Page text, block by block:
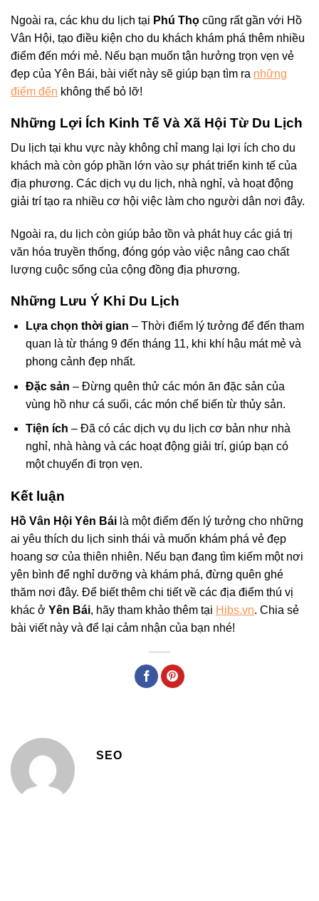
Ngoài ra, các khu du lịch tại Phú Thọ cũng rất gần với Hồ
Vân Hội, tạo điều kiện cho du khách khám phá thêm nhiều
điểm đến mới mẻ. Nếu bạn muốn tận hưởng trọn vẹn vẻ
đẹp của Yên Bái, bài viết này sẽ giúp bạn tìm ra những
điểm đến không thể bỏ lỡ!
Những Lợi Ích Kinh Tế Và Xã Hội Từ Du Lịch
Du lịch tại khu vực này không chỉ mang lại lợi ích cho du
khách mà còn góp phần lớn vào sự phát triển kinh tế của
địa phương. Các dịch vụ du lịch, nhà nghỉ, và hoạt động
giải trí tạo ra nhiều cơ hội việc làm cho người dân nơi đây.
Ngoài ra, du lịch còn giúp bảo tồn và phát huy các giá trị
văn hóa truyền thống, đóng góp vào việc nâng cao chất
lượng cuộc sống của cộng đồng địa phương.
Những Lưu Ý Khi Du Lịch
Lựa chọn thời gian – Thời điểm lý tưởng để đến tham
quan là từ tháng 9 đến tháng 11, khi khí hậu mát mẻ và
phong cảnh đẹp nhất.
Đặc sản – Đừng quên thử các món ăn đặc sản của
vùng hồ như cá suối, các món chế biến từ thủy sản.
Tiện ích – Đã có các dịch vụ du lịch cơ bản như nhà
nghỉ, nhà hàng và các hoạt động giải trí, giúp bạn có
một chuyến đi trọn vẹn.
Kết luận
Hồ Vân Hội Yên Bái là một điểm đến lý tưởng cho những
ai yêu thích du lịch sinh thái và muốn khám phá vẻ đẹp
hoang sơ của thiên nhiên. Nếu bạn đang tìm kiếm một nơi
yên bình để nghỉ dưỡng và khám phá, đừng quên ghé
thăm nơi đây. Để biết thêm chi tiết về các địa điểm thú vị
khác ở Yên Bái, hãy tham khảo thêm tại Hibs.vn. Chia sẻ
bài viết này và để lại cảm nhận của bạn nhé!
SEO